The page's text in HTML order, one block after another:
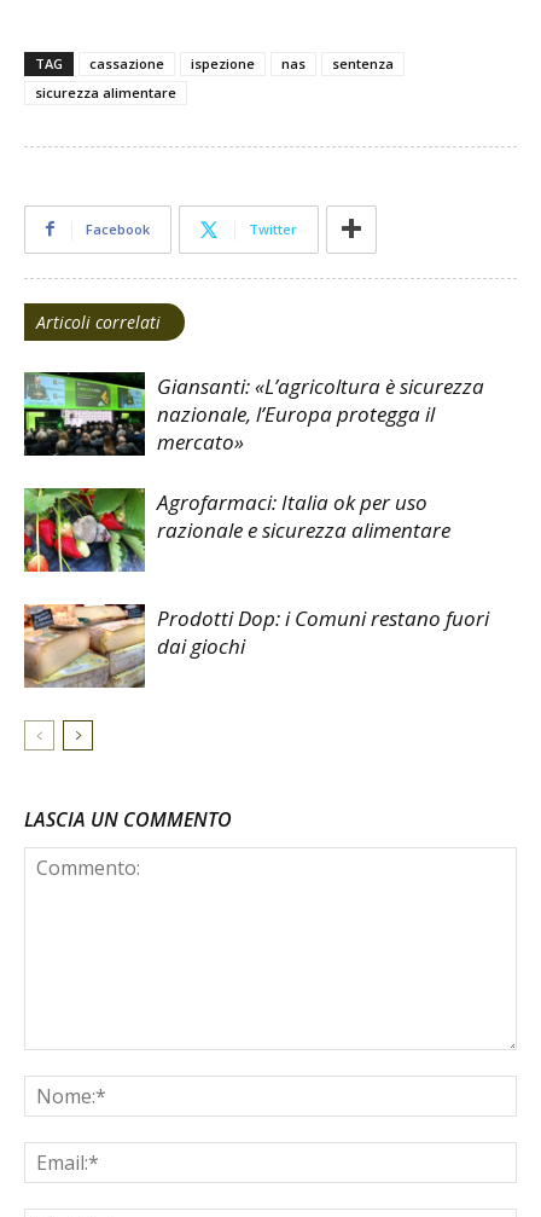
TAG cassazione ispezione nas
sentenza
sicurezza alimentare
Facebook Twitter
Articoli correlati
Giansanti: «L’agricoltura è sicurezza
nazionale, l’Europa protegga il
mercato»
Agrofarmaci: Italia ok per uso
razionale e sicurezza alimentare
Prodotti Dop: i Comuni restano fuori
dai giochi
LASCIA UN COMMENTO